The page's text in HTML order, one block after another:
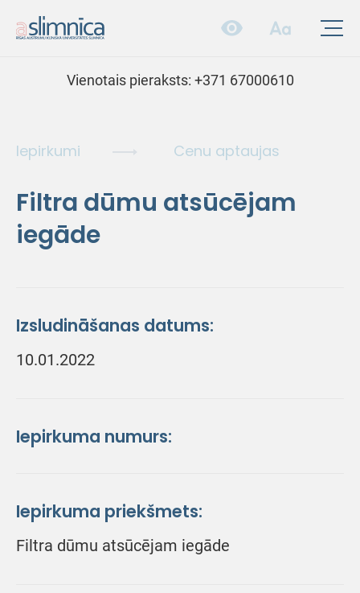
Vienotais pieraksts: +371 67000610
Iepirkumi Cenu aptaujas
Filtra dūmu atsūcējam
iegāde
Izsludināšanas datums:
10.01.2022
Iepirkuma numurs:
Iepirkuma priekšmets:
Filtra dūmu atsūcējam iegāde